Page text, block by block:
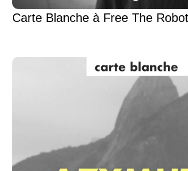
Carte Blanche à Free The